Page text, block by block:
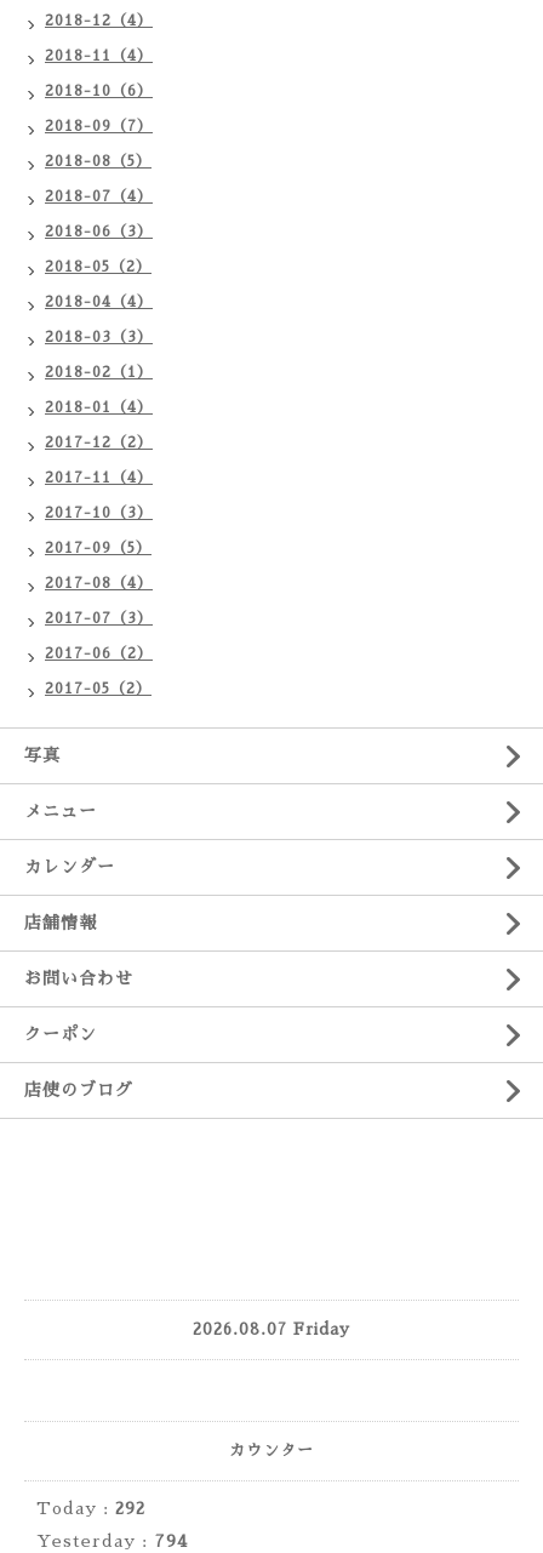
2018-12（4）
2018-11（4）
2018-10（6）
2018-09（7）
2018-08（5）
2018-07（4）
2018-06（3）
2018-05（2）
2018-04（4）
2018-03（3）
2018-02（1）
2018-01（4）
2017-12（2）
2017-11（4）
2017-10（3）
2017-09（5）
2017-08（4）
2017-07（3）
2017-06（2）
2017-05（2）
写真
メニュー
カレンダー
店舗情報
お問い合わせ
クーポン
店使のブログ
2026.08.07 Friday
カウンター
Today : 292
Yesterday : 794